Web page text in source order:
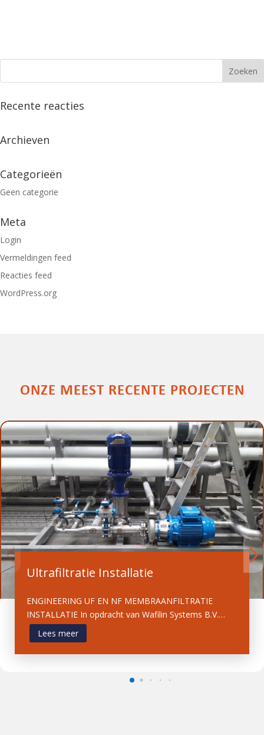
Recente reacties
Archieven
Categorieën
Geen categorie
Meta
Login
Vermeldingen feed
Reacties feed
WordPress.org
ONZE MEEST RECENTE PROJECTEN
Ultrafiltratie Installatie
ENGINEERING UF EN NF MEMBRAANFILTRATIE
INSTALLATIE In opdracht van Wafilin Systems B.V.…
Lees meer